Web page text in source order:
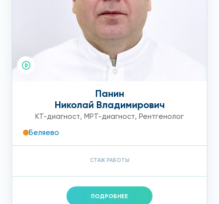
Панин
Николай Владимирович
КТ-диагност, МРТ-диагност, Рентгенолог
Беляево
СТАЖ РАБОТЫ
ПОДРОБНЕЕ